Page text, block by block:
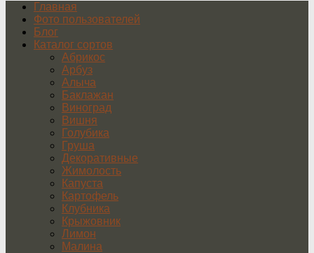
Главная
Фото пользователей
Блог
Каталог сортов
Абрикос
Арбуз
Алыча
Баклажан
Виноград
Вишня
Голубика
Груша
Декоративные
Жимолость
Капуста
Картофель
Клубника
Крыжовник
Лимон
Малина